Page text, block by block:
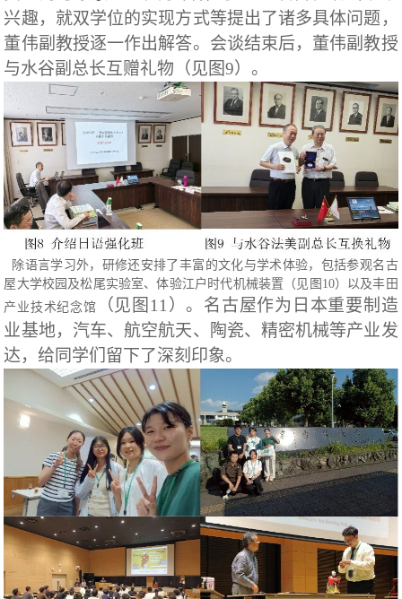
兴趣，就双学位的实现方式等提出了诸多具体问题，
董伟副教授逐一作出解答。会谈结束后，董伟副教授
与水谷副总长互赠礼物（见图9）。
除语言学习外，研修还安排了丰富的文化与学术体验，包括参观名古
屋大学校园及松尾实验室、体验江户时代机械装置（见图 10）以及丰田
产业技术纪念馆
（见图11） 。名古屋作为日本重要制造
业基地，汽车、航空航天、陶瓷、精密机械等产业发
达，给同学们留下了深刻印象。